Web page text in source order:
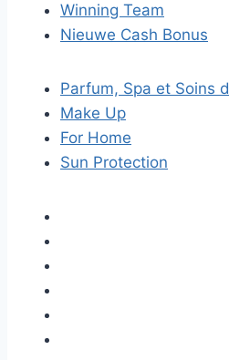
Winning Team
Nieuwe Cash Bonus
Parfum, Spa et Soins
Make Up
For Home
Sun Protection